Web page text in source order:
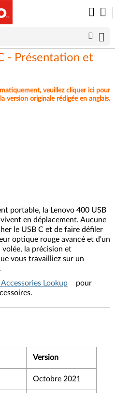
- Présentation et
veuillez cliquer ici pour
version originale rédigée en anglais.
portable, la Lenovo 400 USB
en déplacement. Aucune
le USB C et de faire défiler
optique rouge avancé et d'un
volée, la précision et
vous travailliez sur un
Accessories Lookup
pour
Version
Octobre 2021